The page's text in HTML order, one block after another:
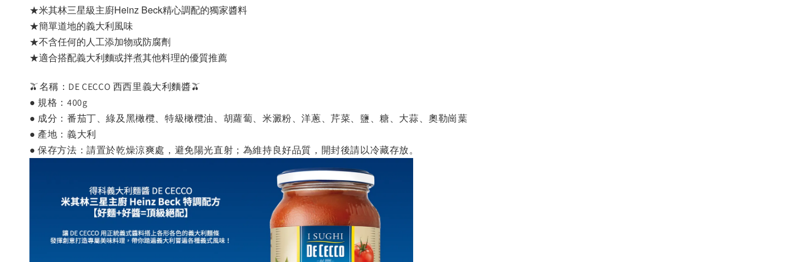
★米其林三星級主廚Heinz Beck精心調配的獨家醬料
★簡單道地的義大利風味
★不含任何的人工添加物或防腐劑
★適合搭配義大利麵或拌煮其他料理的優質推薦
🫒名稱：DE CECCO 西西里義大利麵醬🫒
● 規格：400g
● 成分：番茄丁、綠及黑橄欖、特級橄欖油、胡蘿蔔、米澱粉、洋蔥、芹菜、鹽、糖、大蒜、奧勒崗葉
● 產地：義大利
● 保存方法：請置於乾燥涼爽處，避免陽光直射；為維持良好品質，開封後請以冷藏存放。